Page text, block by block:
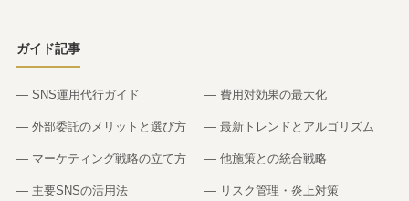
ガイド記事
— SNS運用代行ガイド
— 外部委託のメリットと選び方
— マーケティング戦略の立て方
— 主要SNSの活用法
— 費用対効果の最大化
— 最新トレンドとアルゴリズム
— 他施策との統合戦略
— リスク管理・炎上対策